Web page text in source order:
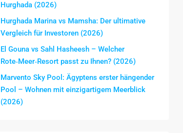
Hurghada (2026)
Hurghada Marina vs Mamsha: Der ultimative
Vergleich für Investoren (2026)
El Gouna vs Sahl Hasheesh – Welcher
Rote‑Meer‑Resort passt zu Ihnen? (2026)
Marvento Sky Pool: Ägyptens erster hängender
Pool – Wohnen mit einzigartigem Meerblick
(2026)